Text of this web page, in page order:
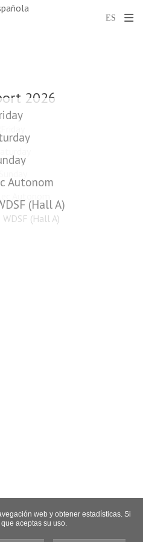
2026
Autonom
(Hall A)
web y obtener estadísticas. Si
aceptas su uso.